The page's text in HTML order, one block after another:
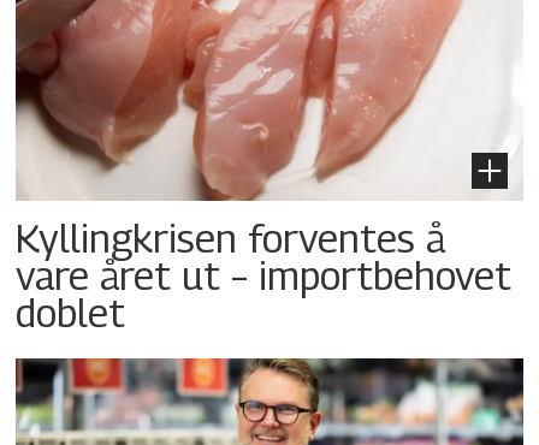
Kyllingkrisen forventes å
vare året ut – importbehovet
doblet